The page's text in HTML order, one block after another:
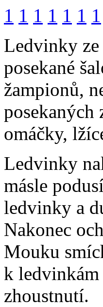
1 1 1 1 1 1 1
Ledvinky ze
posekané
žampionů,
posekaných
omáčky,
Ledvinky
másle
ledvinky a
Nakonec
Mouku
k ledvinkám
zhoustnutí.